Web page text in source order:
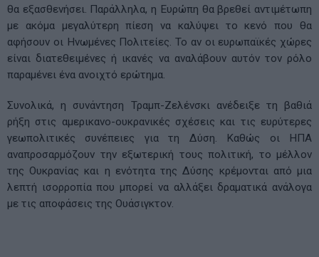
θα εξασθενήσει. Παράλληλα, η Ευρώπη θα βρεθεί αντιμέτωπη
με ακόμα μεγαλύτερη πίεση να καλύψει το κενό που θα
αφήσουν οι Ηνωμένες Πολιτείες. Το αν οι ευρωπαϊκές χώρες
είναι διατεθειμένες ή ικανές να αναλάβουν αυτόν τον ρόλο
παραμένει ένα ανοιχτό ερώτημα.
Συνολικά, η συνάντηση Τραμπ-Ζελένσκι ανέδειξε τη βαθιά
ρήξη στις αμερικανο-ουκρανικές σχέσεις και τις ευρύτερες
γεωπολιτικές συνέπειες για τη Δύση. Καθώς οι ΗΠΑ
αναπροσαρμόζουν την εξωτερική τους πολιτική, το μέλλον
της Ουκρανίας και η ενότητα της Δύσης κρέμονται από μια
λεπτή ισορροπία που μπορεί να αλλάξει δραματικά ανάλογα
με τις αποφάσεις της Ουάσιγκτον.